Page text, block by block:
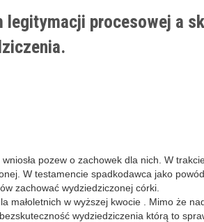
legitymacji procesowej a
pozew o zachowek dla nich. W
W testamencie spadkodawca jako
zachować wydziedziczonej córki.
małoletnich w wyższej kwocie . Mimo że
wydziedziczenia którą to